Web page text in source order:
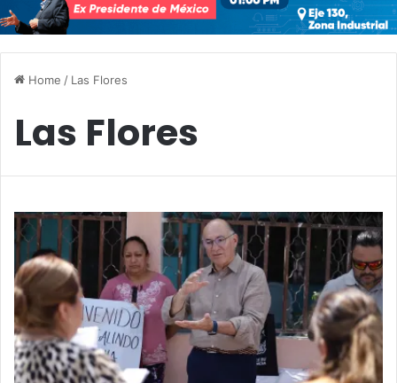
Home / Las Flores
Las Flores